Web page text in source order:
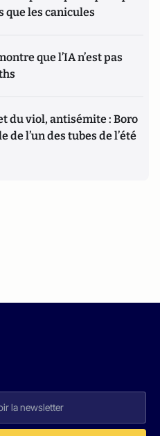
que les canicules
que l’IA n’est pas
du viol, antisémite : Boro
de l’un des tubes de l’été